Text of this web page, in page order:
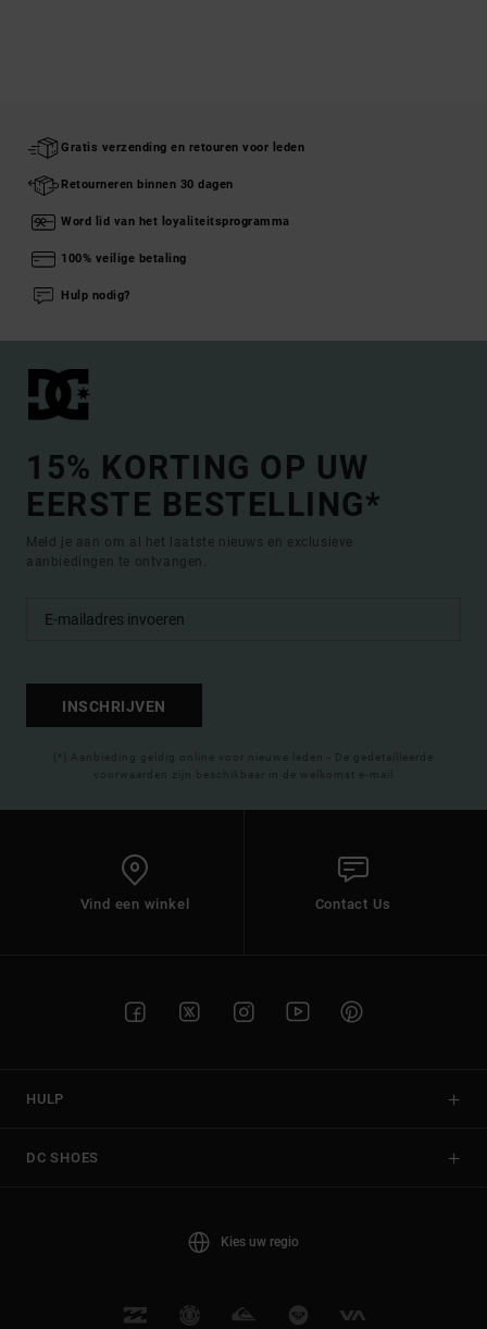
Gratis verzending en retouren voor leden
Retourneren binnen 30 dagen
Word lid van het loyaliteitsprogramma
100% veilige betaling
Hulp nodig?
15% KORTING OP UW
EERSTE BESTELLING*
Meld je aan om al het laatste nieuws en exclusieve
aanbiedingen te ontvangen.
INSCHRIJVEN
(*) Aanbieding geldig online voor nieuwe leden - De gedetailleerde
voorwaarden zijn beschikbaar in de welkomst e-mail
Vind een winkel Contact Us
HULP
DC SHOES
Kies uw regio